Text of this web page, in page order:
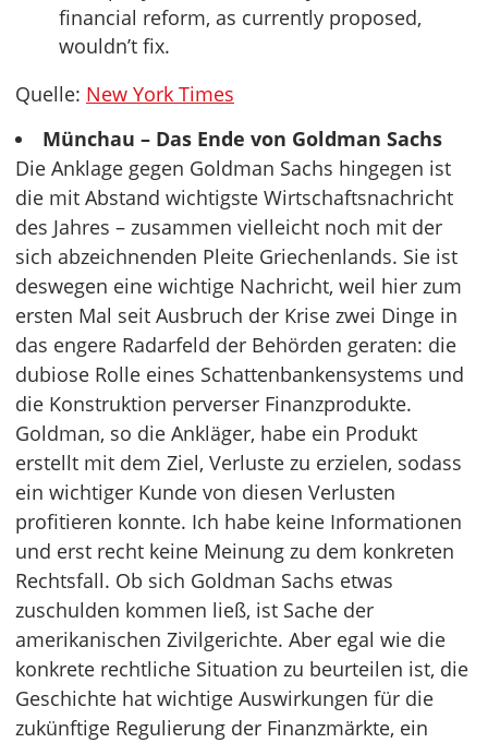
financial reform, as currently proposed,
wouldn’t fix.
Quelle: New York Times
Münchau – Das Ende von Goldman Sachs
Die Anklage gegen Goldman Sachs hingegen ist
die mit Abstand wichtigste Wirtschaftsnachricht
des Jahres – zusammen vielleicht noch mit der
sich abzeichnenden Pleite Griechenlands. Sie ist
deswegen eine wichtige Nachricht, weil hier zum
ersten Mal seit Ausbruch der Krise zwei Dinge in
das engere Radarfeld der Behörden geraten: die
dubiose Rolle eines Schattenbankensystems und
die Konstruktion perverser Finanzprodukte.
Goldman, so die Ankläger, habe ein Produkt
erstellt mit dem Ziel, Verluste zu erzielen, sodass
ein wichtiger Kunde von diesen Verlusten
profitieren konnte. Ich habe keine Informationen
und erst recht keine Meinung zu dem konkreten
Rechtsfall. Ob sich Goldman Sachs etwas
zuschulden kommen ließ, ist Sache der
amerikanischen Zivilgerichte. Aber egal wie die
konkrete rechtliche Situation zu beurteilen ist, die
Geschichte hat wichtige Auswirkungen für die
zukünftige Regulierung der Finanzmärkte, ein